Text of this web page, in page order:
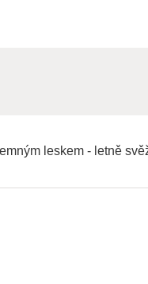
leskem - letně